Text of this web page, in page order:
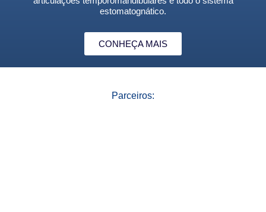
estomatognático.
CONHEÇA MAIS
Parceiros: